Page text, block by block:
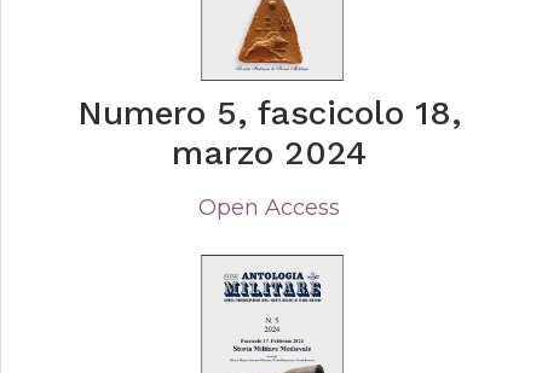
Numero 5, fascicolo 18,
marzo 2024
Open Access